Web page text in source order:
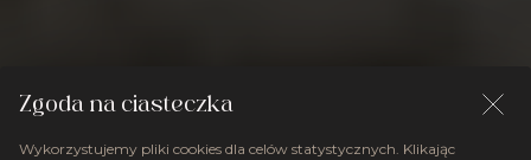
Zgoda na ciasteczka
Wykorzystujemy pliki cookies dla celów statystycznych. Klikając